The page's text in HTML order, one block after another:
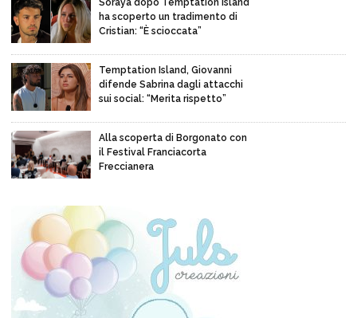
ha scoperto un tradimento di
Cristian: “È scioccata”
Temptation Island, Giovanni
difende Sabrina dagli attacchi
sui social: “Merita rispetto”
Alla scoperta di Borgonato con
il Festival Franciacorta
Freccianera